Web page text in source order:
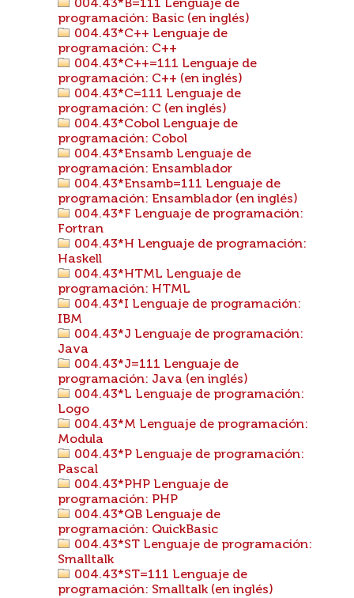
004.43*B=111 Lenguaje de
programación: Basic (en inglés)
004.43*C++ Lenguaje de
programación: C++
004.43*C++=111 Lenguaje de
programación: C++ (en inglés)
004.43*C=111 Lenguaje de
programación: C (en inglés)
004.43*Cobol Lenguaje de
programación: Cobol
004.43*Ensamb Lenguaje de
programación: Ensamblador
004.43*Ensamb=111 Lenguaje de
programación: Ensamblador (en inglés)
004.43*F Lenguaje de programación:
Fortran
004.43*H Lenguaje de programación:
Haskell
004.43*HTML Lenguaje de
programación: HTML
004.43*I Lenguaje de programación:
IBM
004.43*J Lenguaje de programación:
Java
004.43*J=111 Lenguaje de
programación: Java (en inglés)
004.43*L Lenguaje de programación:
Logo
004.43*M Lenguaje de programación:
Modula
004.43*P Lenguaje de programación:
Pascal
004.43*PHP Lenguaje de
programación: PHP
004.43*QB Lenguaje de
programación: QuickBasic
004.43*ST Lenguaje de programación:
Smalltalk
004.43*ST=111 Lenguaje de
programación: Smalltalk (en inglés)